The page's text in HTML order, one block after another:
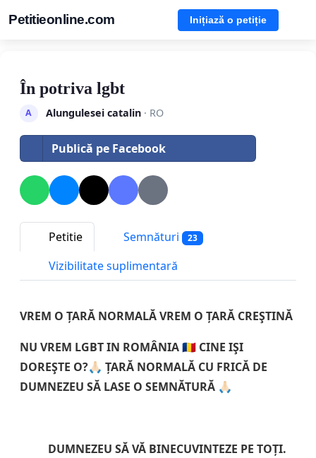
Petitieonline.com Inițiază o petiție
În potriva lgbt
A Alungulesei catalin· RO
Publică pe Facebook
Petitie Semnături 23
Vizibilitate suplimentară
VREM O ȚARĂ NORMALĂ VREM O ȚARĂ CREŞTINĂ
NU VREM LGBT IN ROMÂNIA 🇷🇴 CINE IŞI
DOREŞTE O?🙏🏻 ȚARĂ NORMALĂ CU FRICĂ DE
DUMNEZEU SĂ LASE O SEMNĂTURĂ 🙏🏻
DUMNEZEU SĂ VĂ BINECUVINTEZE PE TOȚI.